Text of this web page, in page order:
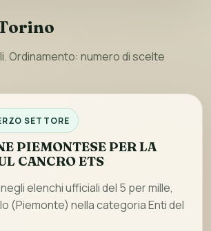
Ordinamento: numero di scelte
SETTORE
PIEMONTESE PER LA
CANCRO ETS
elenchi ufficiali del 5 per mille,
(Piemonte) nella categoria Enti del